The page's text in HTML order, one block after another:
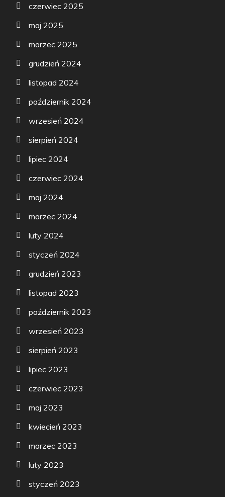
czerwiec 2025
maj 2025
marzec 2025
grudzień 2024
listopad 2024
październik 2024
wrzesień 2024
sierpień 2024
lipiec 2024
czerwiec 2024
maj 2024
marzec 2024
luty 2024
styczeń 2024
grudzień 2023
listopad 2023
październik 2023
wrzesień 2023
sierpień 2023
lipiec 2023
czerwiec 2023
maj 2023
kwiecień 2023
marzec 2023
luty 2023
styczeń 2023